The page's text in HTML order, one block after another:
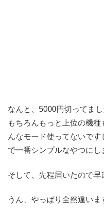
なんと、5000円切ってまし
もちろんもっと上位の機
んなモード使ってないで
で一番シンプルなやつにし
そして、先程届いたので早
うん、やっぱり全然違いま